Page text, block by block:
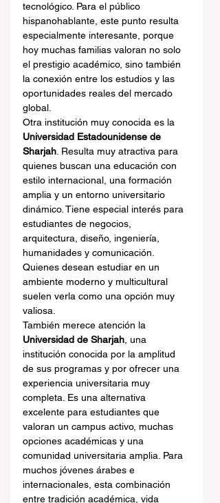
tecnológico. Para el público
hispanohablante, este punto resulta
especialmente interesante, porque
hoy muchas familias valoran no solo
el prestigio académico, sino también
la conexión entre los estudios y las
oportunidades reales del mercado
global.
Otra institución muy conocida es la
Universidad Estadounidense de
Sharjah . Resulta muy atractiva para
quienes buscan una educación con
estilo internacional, una formación
amplia y un entorno universitario
dinámico. Tiene especial interés para
estudiantes de negocios,
arquitectura, diseño, ingeniería,
humanidades y comunicación.
Quienes desean estudiar en un
ambiente moderno y multicultural
suelen verla como una opción muy
valiosa.
También merece atención la
Universidad de Sharjah , una
institución conocida por la amplitud
de sus programas y por ofrecer una
experiencia universitaria muy
completa. Es una alternativa
excelente para estudiantes que
valoran un campus activo, muchas
opciones académicas y una
comunidad universitaria amplia. Para
muchos jóvenes árabes e
internacionales, esta combinación
entre tradición académica, vida